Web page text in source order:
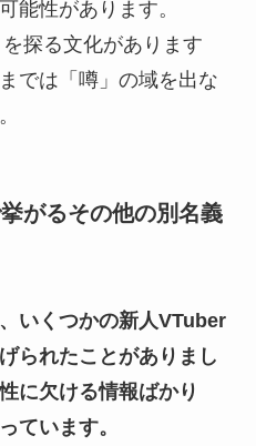
能性があります。
探る文化があります
では「噂」の域を出な
がるその他の別名義
いくつかの新人VTuber
られたことがありまし
に欠ける情報ばかり
ています。